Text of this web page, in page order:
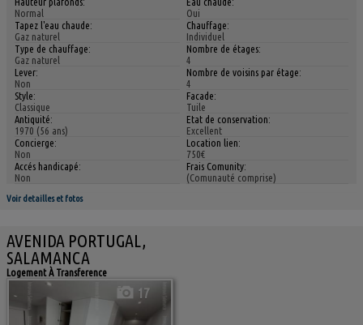
Normal
Oui
Tapez l'eau chaude:
Gaz naturel
Chauffage:
Individuel
Type de chauffage:
Gaz naturel
Nombre de étages:
4
Lever:
Non
Nombre de voisins par étage:
4
Style:
Classique
Facade:
Tuile
Antiquité:
1970 (56 ans)
Etat de conservation:
Excellent
Concierge:
Non
Location lien:
750€
Accés handicapé:
Non
Frais Comunity:
(Comunauté comprise)
Voir detailles et fotos
AVENIDA PORTUGAL,
SALAMANCA
Logement À Transference
17